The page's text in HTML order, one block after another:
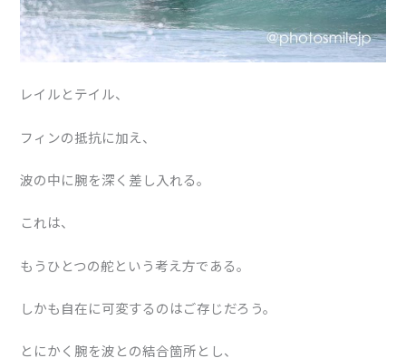
レイルとテイル、
フィンの抵抗に加え、
波の中に腕を深く差し入れる。
これは、
もうひとつの舵という考え方である。
しかも自在に可変するのはご存じだろう。
とにかく腕を波との結合箇所とし、